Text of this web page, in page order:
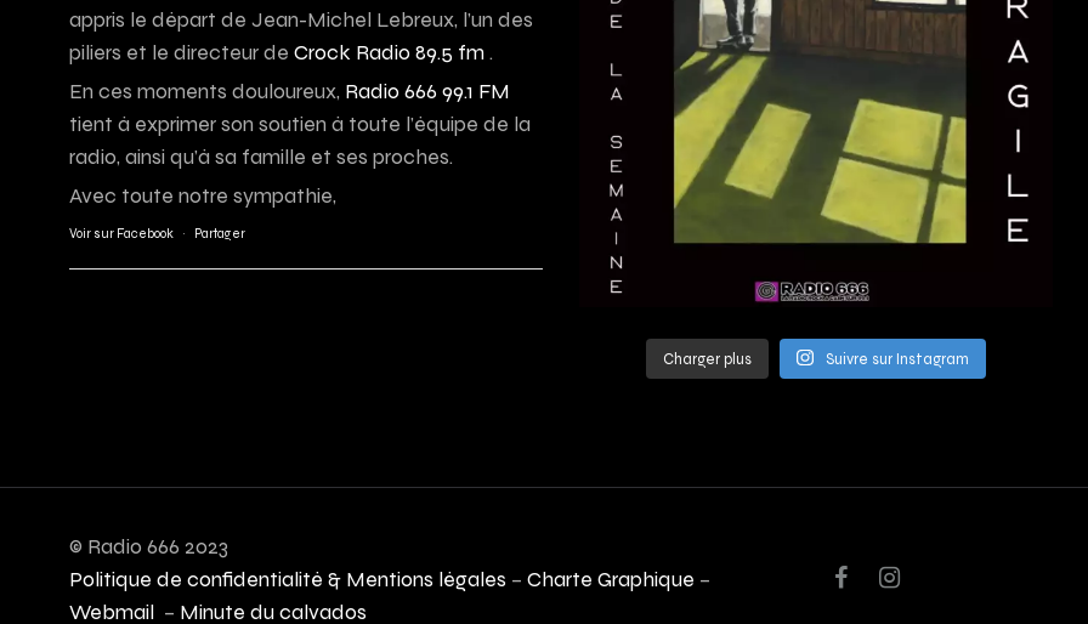
appris le départ de Jean-Michel Lebreux, l’un des
piliers et le directeur de Crock Radio 89.5 fm .
En ces moments douloureux, Radio 666 99.1 FM
tient à exprimer son soutien à toute l’équipe de la
radio, ainsi qu’à sa famille et ses proches.
Avec toute notre sympathie,
Voir sur Facebook · Partager
Charger plus Suivre sur Instagram
© Radio 666 2023
Politique de confidentialité & Mentions légales – Charte Graphique –
Webmail – Minute du calvados